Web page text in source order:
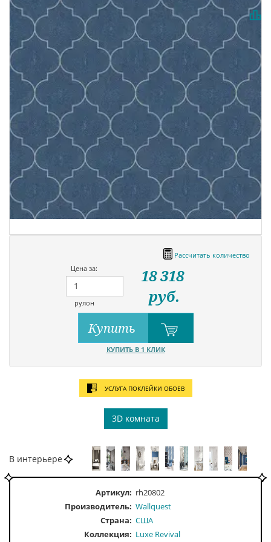
Рассчитать количество
Цена за:
рулон
18 318
руб.
Купить
КУПИТЬ В 1 КЛИК
УСЛУГА ПОКЛЕЙКИ ОБОЕВ
3D комната
В интерьере
Артикул: rh20802
Производитель: Wallquest
Страна: США
Коллекция: Luxe Revival